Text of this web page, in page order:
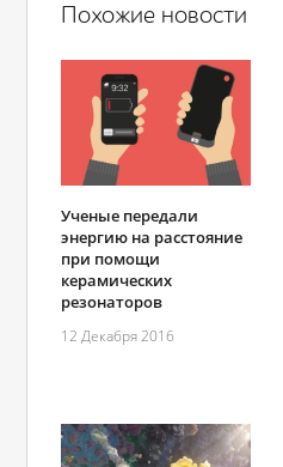
Похожие новости
Ученые передали
энергию на расстояние
при помощи
керамических
резонаторов
12 Декабря 2016